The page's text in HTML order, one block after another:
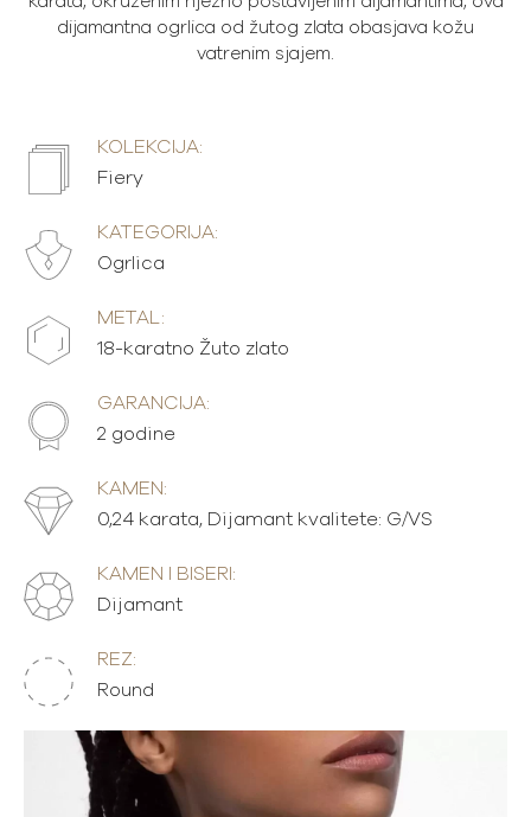
dijamantna ogrlica od žutog zlata obasjava kožu
vatrenim sjajem.
KOLEKCIJA:
Fiery
KATEGORIJA:
Ogrlica
METAL:
18-karatno Žuto zlato
GARANCIJA:
2 godine
KAMEN:
0,24 karata, Dijamant kvalitete: G/VS
KAMEN I BISERI:
Dijamant
REZ:
Round